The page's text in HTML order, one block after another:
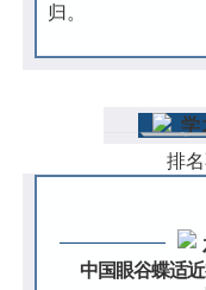
归。
学
排
中国眼谷蝶适